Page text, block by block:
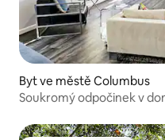
Byt ve městě Columbus
Soukromý odpočinek v